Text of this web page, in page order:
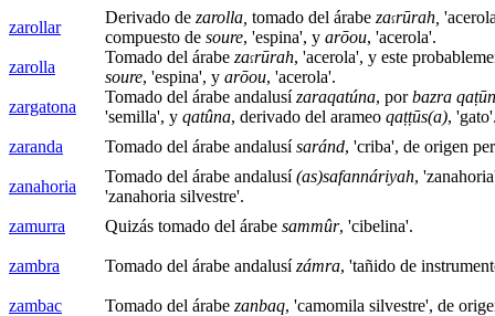
zarollar
Derivado de zarolla, tomado del árabe zaʕrūrah,
compuesto de soure, 'espina', y arōou, 'acerola'.
zarolla
Tomado del árabe zaʕrūrah, 'acerola', y este
soure, 'espina', y arōou, 'acerola'.
zargatona
Tomado del árabe andalusízaraqatúna, porbazra
'semilla', y qatûna, derivado del arameo qaṭṭūs(a),
zaranda
Tomado del árabe andalusísaránd, 'criba', de origen
zanahoria
Tomado del árabe andalusí(as)safannáriyah,
'zanahoria silvestre'.
zamurra
Quizás tomado del árabe sammûr, 'cibelina'.
zambra Tomado del árabe andalusízámra, 'tañido de
zambac Tomado del árabe zanbaq, 'camomila silvestre', de